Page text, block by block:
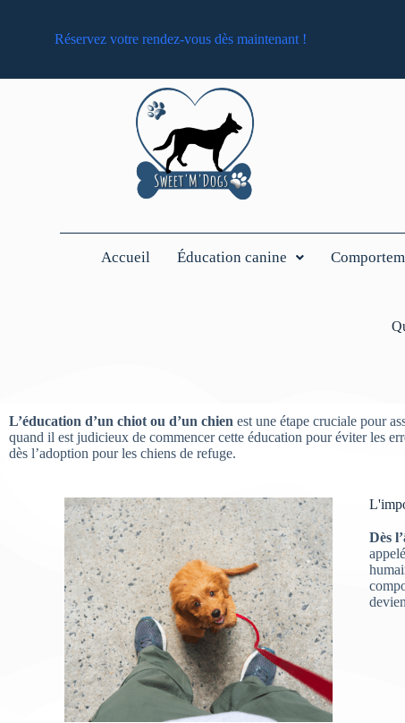
Réservez votre rendez-vous dès maintenant !
Accueil Éducation canine
L’éducation d’un chiot ou d’un chien est une étape cruciale pour
quand il est judicieux de commencer cette éducation pour éviter les
dès l’adoption pour les chiens de refuge.
Dès